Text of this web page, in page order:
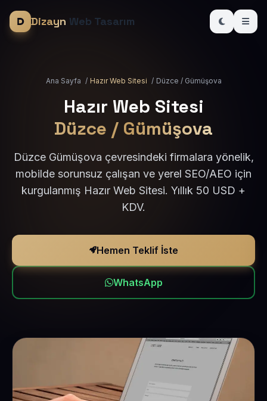
Dizayn Web Tasarım
Ana Sayfa / Hazır Web Sitesi / Düzce / Gümüşova
Hazır Web Sitesi
Düzce / Gümüşova
Düzce Gümüşova çevresindeki firmalara yönelik,
mobilde sorunsuz çalışan ve yerel SEO/AEO için
kurgulanmış Hazır Web Sitesi. Yıllık 50 USD +
KDV.
Hemen Teklif İste
WhatsApp